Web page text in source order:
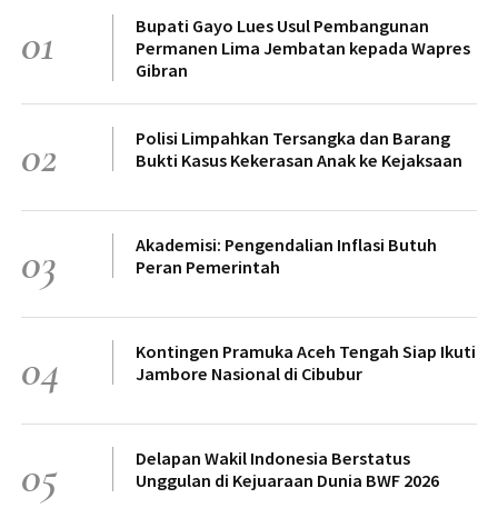
01
Bupati Gayo Lues Usul Pembangunan
Permanen Lima Jembatan kepada Wapres
Gibran
02
Polisi Limpahkan Tersangka dan Barang
Bukti Kasus Kekerasan Anak ke Kejaksaan
03
Akademisi: Pengendalian Inflasi Butuh
Peran Pemerintah
04
Kontingen Pramuka Aceh Tengah Siap Ikuti
Jambore Nasional di Cibubur
05
Delapan Wakil Indonesia Berstatus
Unggulan di Kejuaraan Dunia BWF 2026